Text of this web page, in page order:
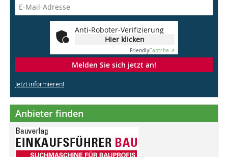
Anti-Roboter-Verifizierung
Hier klicken
FriendlyCaptcha ⇗
Melden Sie sich jetzt an!
Jetzt informieren!
Anbieter finden